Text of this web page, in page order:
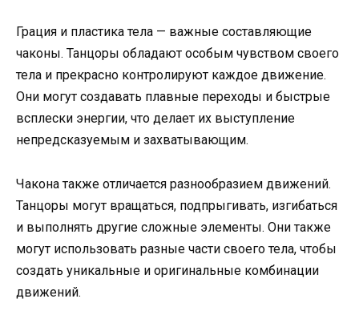
Грация и пластика тела — важные составляющие
чаконы. Танцоры обладают особым чувством своего
тела и прекрасно контролируют каждое движение.
Они могут создавать плавные переходы и быстрые
всплески энергии, что делает их выступление
непредсказуемым и захватывающим.
Чакона также отличается разнообразием движений.
Танцоры могут вращаться, подпрыгивать, изгибаться
и выполнять другие сложные элементы. Они также
могут использовать разные части своего тела, чтобы
создать уникальные и оригинальные комбинации
движений.